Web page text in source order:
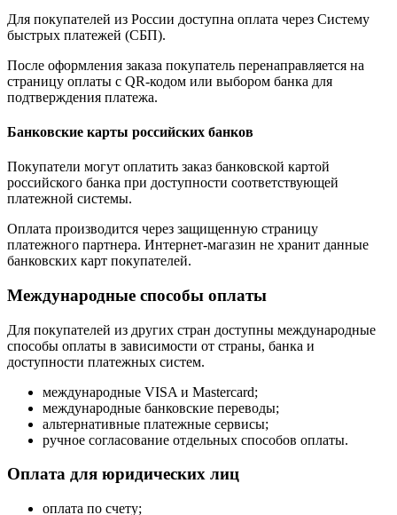
Для покупателей из России доступна оплата через Систему
быстрых платежей (СБП).
После оформления заказа покупатель перенаправляется на
страницу оплаты с QR-кодом или выбором банка для
подтверждения платежа.
Банковские карты российских банков
Покупатели могут оплатить заказ банковской картой
российского банка при доступности соответствующей
платежной системы.
Оплата производится через защищенную страницу
платежного партнера. Интернет-магазин не хранит данные
банковских карт покупателей.
Международные способы оплаты
Для покупателей из других стран доступны международные
способы оплаты в зависимости от страны, банка и
доступности платежных систем.
международные VISA и Mastercard;
международные банковские переводы;
альтернативные платежные сервисы;
ручное согласование отдельных способов оплаты.
Оплата для юридических лиц
оплата по счету;